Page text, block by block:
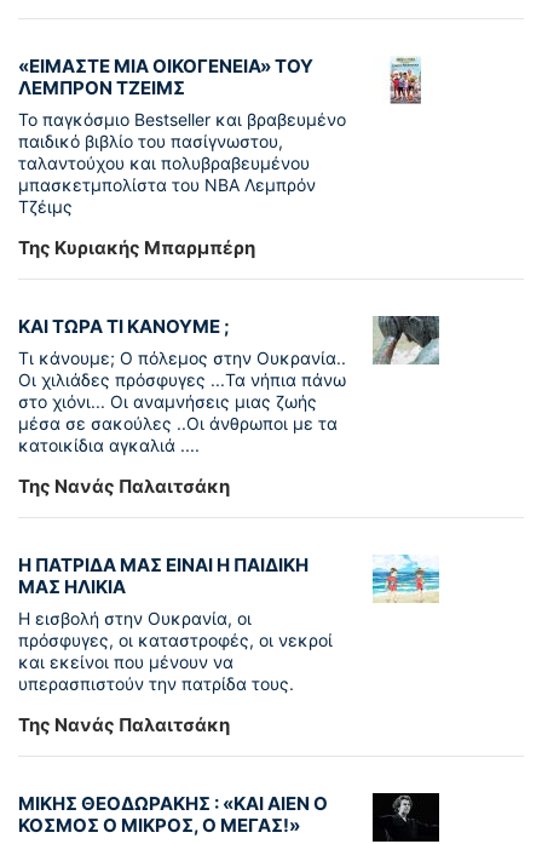
«ΕΙΜΑΣΤΕ ΜΙΑ ΟΙΚΟΓΕΝΕΙΑ» ΤΟΥ
ΛΕΜΠΡΟΝ ΤΖΕΙΜΣ
To παγκόσµιο Bestseller και βραβευµένο
παιδικό βιβλίο του πασίγνωστου,
ταλαντούχου και πολυβραβευµένου
µπασκετµπολίστα του NBA Λεµπρόν
Τζέιμς
Της Κυριακής Μπαρμπέρη
ΚΑΙ ΤΩΡΑ ΤΙ ΚΑΝΟΥΜΕ ;
Τι κάνουμε; Ο πόλεμος στην Ουκρανία..
Οι χιλιάδες πρόσφυγες ...Τα νήπια πάνω
στο χιόνι... Οι αναμνήσεις μιας ζωής
μέσα σε σακούλες ..Οι άνθρωποι με τα
κατοικίδια αγκαλιά ....
Της Νανάς Παλαιτσάκη
Η ΠΑΤΡΙΔΑ ΜΑΣ ΕΙΝΑΙ Η ΠΑΙΔΙΚΗ
ΜΑΣ ΗΛΙΚΙΑ
Η εισβολή στην Ουκρανία, οι
πρόσφυγες, οι καταστροφές, οι νεκροί
και εκείνοι που μένουν να
υπερασπιστούν την πατρίδα τους.
Της Νανάς Παλαιτσάκη
ΜΙΚΗΣ ΘΕΟΔΩΡΑΚΗΣ : «KAI ΑΙΕΝ Ο
ΚΟΣΜΟΣ Ο ΜΙΚΡΟΣ, Ο ΜΕΓΑΣ!»